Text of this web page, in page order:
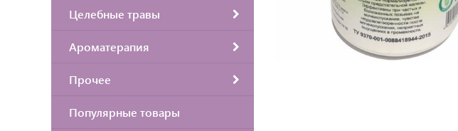
Целебные травы
Ароматерапия
Прочее
Популярные товары